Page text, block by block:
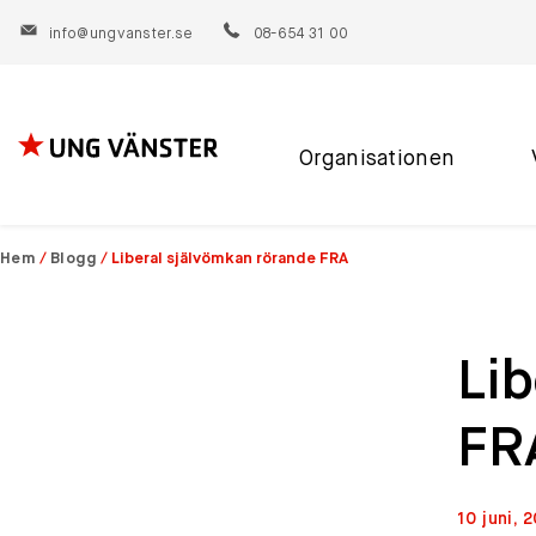
info@ungvanster.se 08-654 31 00
Hoppa
Organisationen
Hem / Blogg / Liberal självömkan rörande FRA
10 juni,